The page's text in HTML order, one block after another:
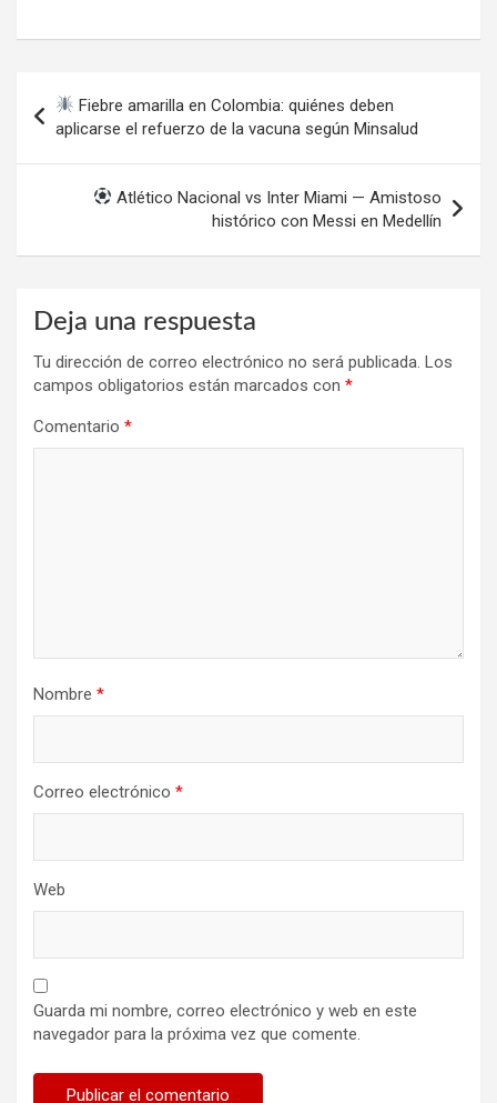
de
entradas
Fiebre amarilla en Colombia: quiénes deben
aplicarse el refuerzo de la vacuna según Minsalud
Atlético Nacional vs Inter Miami — Amistoso
histórico con Messi en Medellín
Deja una respuesta
Tu dirección de correo electrónico no será publicada. Los
campos obligatorios están marcados con *
Comentario *
Nombre *
Correo electrónico *
Web
Guarda mi nombre, correo electrónico y web en este
navegador para la próxima vez que comente.